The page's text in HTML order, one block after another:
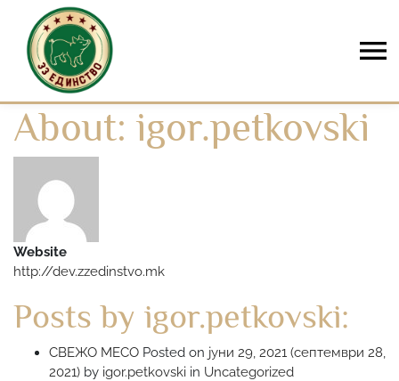
Skip to content
About: igor.petkovski
Website
http://dev.zzedinstvo.mk
Posts by igor.petkovski:
СВЕЖО МЕСО Posted on јуни 29, 2021 (септември 28,
2021) by igor.petkovski in Uncategorized